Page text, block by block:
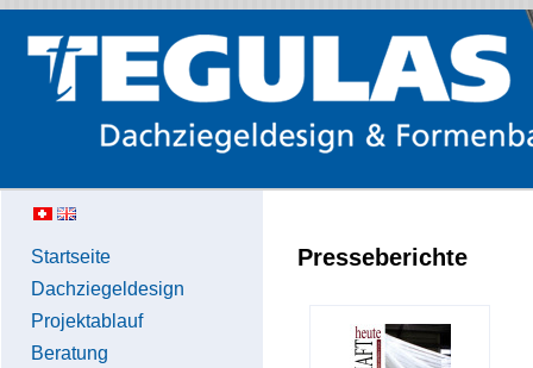
Startseite
Dachziegeldesign
Projektablauf
Beratung
Presseberichte